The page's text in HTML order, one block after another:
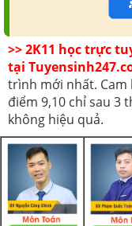
>> 2K11 học trực
tại
trình mới nhất.
điểm 9,10 chỉ sau 3
không hiệu quả.